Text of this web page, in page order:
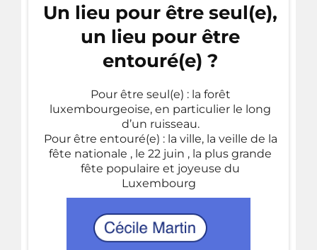
Un lieu pour être seul(e),
un lieu pour être
entouré(e) ?
Pour être seul(e) : la forêt
luxembourgeoise, en particulier le long
d’un ruisseau.
Pour être entouré(e) : la ville, la veille de la
fête nationale , le 22 juin , la plus grande
fête populaire et joyeuse du
Luxembourg